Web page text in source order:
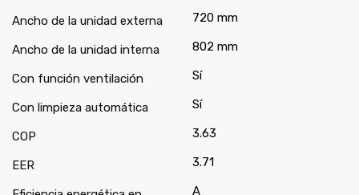
Ancho de la unidad externa 720 mm
Ancho de la unidad interna 802 mm
Con función ventilación Sí
Con limpieza automática Sí
COP 3.63
EER 3.71
A